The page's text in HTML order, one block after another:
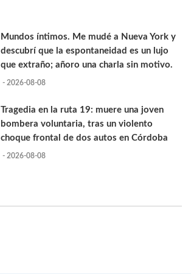
Mundos íntimos. Me mudé a Nueva York y
descubrí que la espontaneidad es un lujo
que extraño; añoro una charla sin motivo.
- 2026-08-08
Tragedia en la ruta 19: muere una joven
bombera voluntaria, tras un violento
choque frontal de dos autos en Córdoba
- 2026-08-08